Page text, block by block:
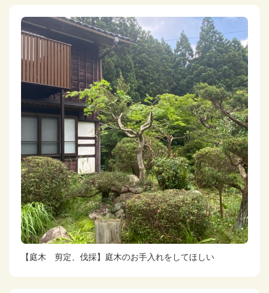
【庭木 剪定、伐採】庭木のお手入れをしてほしい